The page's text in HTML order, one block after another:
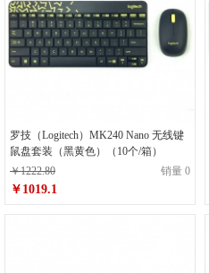
罗技（Logitech）MK240 Nano 无线键
鼠盘套装（黑黄色）（10个/箱）
￥1222.80
销量 0
￥1019.1